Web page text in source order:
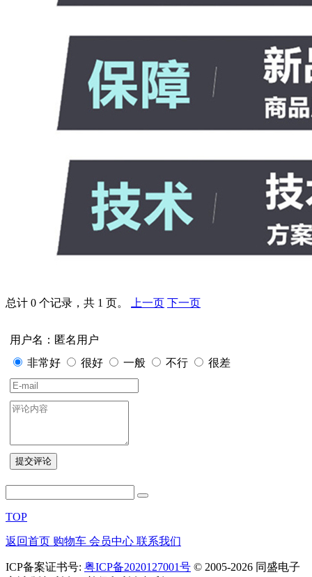
总计 0 个记录，共 1 页。 上一页 下一页
用户名：匿名用户
非常好
很好 一般 不行 很差
TOP
返回首页 购物车 会员中心 联系我们
ICP备案证书号: 粤ICP备2020127001号 © 2005-2026 同盛电子